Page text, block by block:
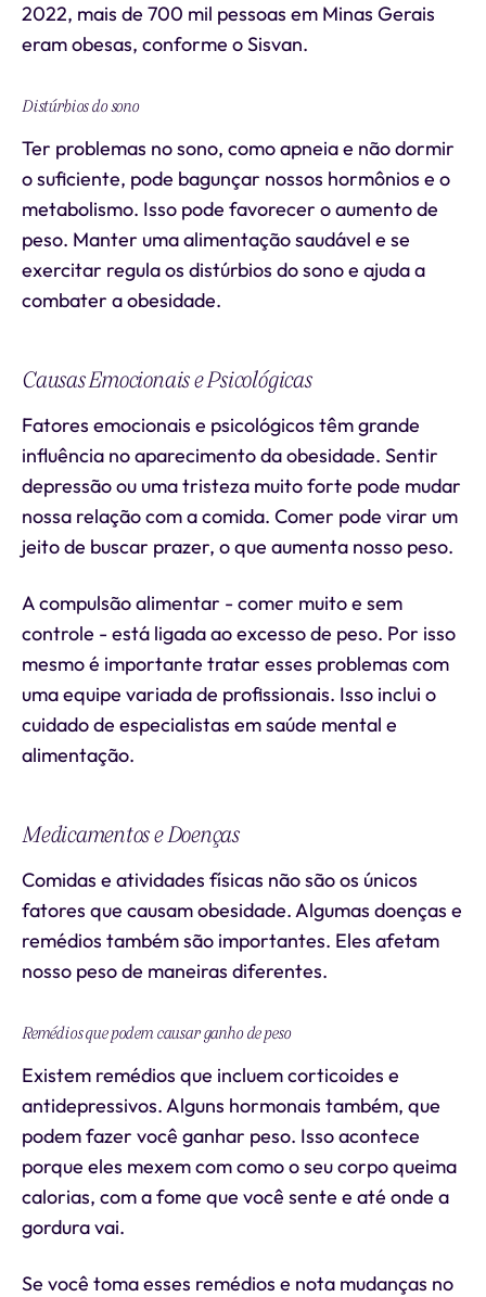
2022, mais de 700 mil pessoas em Minas Gerais
eram obesas, conforme o Sisvan.
Distúrbios do sono
Ter problemas no sono, como apneia e não dormir
o suficiente, pode bagunçar nossos hormônios e o
metabolismo. Isso pode favorecer o aumento de
peso. Manter uma alimentação saudável e se
exercitar regula os distúrbios do sono e ajuda a
combater a obesidade.
Causas Emocionais e Psicológicas
Fatores emocionais e psicológicos têm grande
influência no aparecimento da obesidade. Sentir
depressão ou uma tristeza muito forte pode mudar
nossa relação com a comida. Comer pode virar um
jeito de buscar prazer, o que aumenta nosso peso.
A compulsão alimentar - comer muito e sem
controle - está ligada ao excesso de peso. Por isso
mesmo é importante tratar esses problemas com
uma equipe variada de profissionais. Isso inclui o
cuidado de especialistas em saúde mental e
alimentação.
Medicamentos e Doenças
Comidas e atividades físicas não são os únicos
fatores que causam obesidade. Algumas doenças e
remédios também são importantes. Eles afetam
nosso peso de maneiras diferentes.
Remédios que podem causar ganho de peso
Existem remédios que incluem corticoides e
antidepressivos. Alguns hormonais também, que
podem fazer você ganhar peso. Isso acontece
porque eles mexem com como o seu corpo queima
calorias, com a fome que você sente e até onde a
gordura vai.
Se você toma esses remédios e nota mudanças no